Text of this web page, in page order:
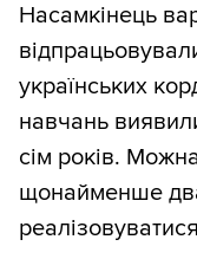
Насамкінець
українських
навчань
сім років.
щонайменше